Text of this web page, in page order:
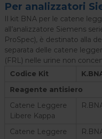
Per analizzatori
Il kit BNA per le catene
all’analizzatore Siemens
ProSpec), è destinato alla
separata delle catene
(FRL) nelle urine non
Codice Kit
Reagente antisiero
Catene Leggere
Libere Kappa
Catene Leggere